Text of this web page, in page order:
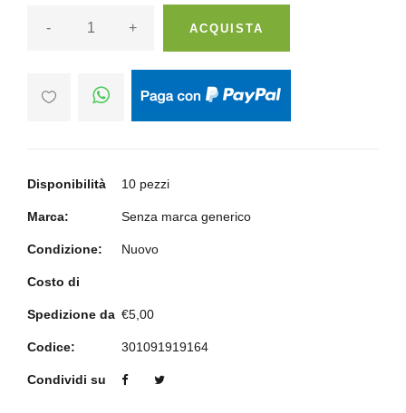
- + ACQUISTA
Disponibilità 10 pezzi
Marca: Senza marca generico
Condizione: Nuovo
Costo di
Spedizione da €5,00
Codice: 301091919164
Condividi su